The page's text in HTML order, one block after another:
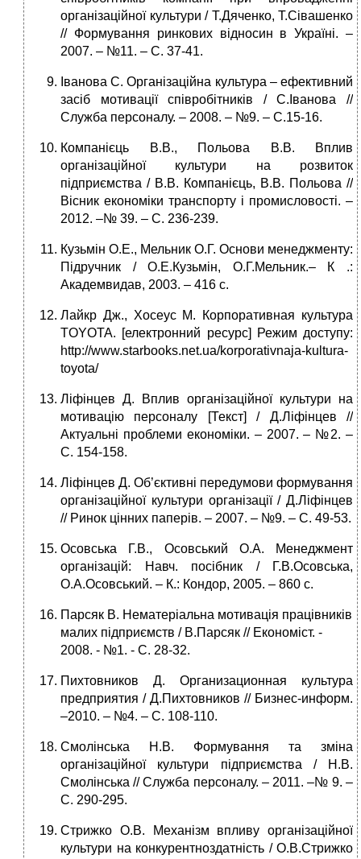
організаційної культури / Т.Дяченко, Т.Сівашенко
// Формування ринкових відносин в Україні. –
2007. – №11. – C. 37-41.
Іванова С. Організаційна культура – ефективний
засіб мотивації співробітників / С.Іванова //
Служба персоналу. – 2008. – №9. – С.15-16.
Компанієць В.В., Польова В.В. Вплив
організаційної культури на розвиток
підприємства / В.В. Компанієць, В.В. Польова //
Вісник економіки транспорту і промисловості. –
2012. –№ 39. – С. 236-239.
Кузьмін О.Е., Мельник О.Г. Основи менеджменту:
Підручник / О.Е.Кузьмін, О.Г.Мельник.– К .:
Академвидав, 2003. – 416 с.
Лайкр Дж., Хосеус М. Корпоративная культура
TOYOTA. [електронний ресурс] Режим доступу:
http://www.starbooks.net.ua/korporativnaja-kultura-
toyota/
Ліфінцев Д. Вплив організаційної культури на
мотивацію персоналу [Текст] / Д.Ліфінцев //
Актуальні проблеми економіки. – 2007. – №2. –
C. 154-158.
Ліфінцев Д. Об’єктивні передумови формування
організаційної культури організації / Д.Ліфінцев
// Ринок цінних паперів. – 2007. – №9. – C. 49-53.
Осовська Г.В., Осовський О.А. Менеджмент
організацій: Навч. посібник / Г.В.Осовська,
О.А.Осовський. – К.: Кондор, 2005. – 860 с.
Парсяк В. Нематеріальна мотивація працівників
малих підприємств / В.Парсяк // Економіст. -
2008. - №1. - С. 28-32.
Пихтовников Д. Организационная культура
предприятия / Д.Пихтовников // Бизнес-информ.
–2010. – №4. – C. 108-110.
Смолінська Н.В. Формування та зміна
організаційної культури підприємства / Н.В.
Смолінська // Служба персоналу. – 2011. –№ 9. –
С. 290-295.
Стрижко О.В. Механізм впливу організаційної
культури на конкурентноздатність / О.В.Стрижко